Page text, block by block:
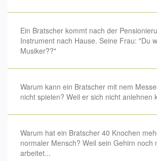
Ein Bratscher kommt nach der
Instrument nach Hause. Seine Frau: "Du
Musiker??"
Warum kann ein Bratscher mit nem
nicht spielen? Weil er sich nicht anlehnen
Warum hat ein Bratscher 40 Knochen
normaler Mensch? Weil sein Gehirn noch
arbeitet...